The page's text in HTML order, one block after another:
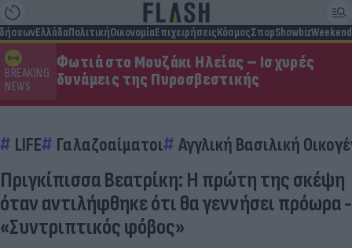
ΕλλάδαΠολιτικήΟικονομίαΕπιχειρήσειςΚόσμοςΣπορShowbizWeekend
BREAKING
NEWS
Φωτιά στο Μουζάκι Ηλείας – Ισχυρές
δυνάμεις της Πυροσβεστικής
LIFE Γαλαζοαίματοι Αγγλική Βασιλική
Πριγκίπισσα Βεατρίκη: Η πρώτη της σκέψη
όταν αντιλήφθηκε ότι θα γεννήσει πρόωρα -
«Συντριπτικός φόβος»